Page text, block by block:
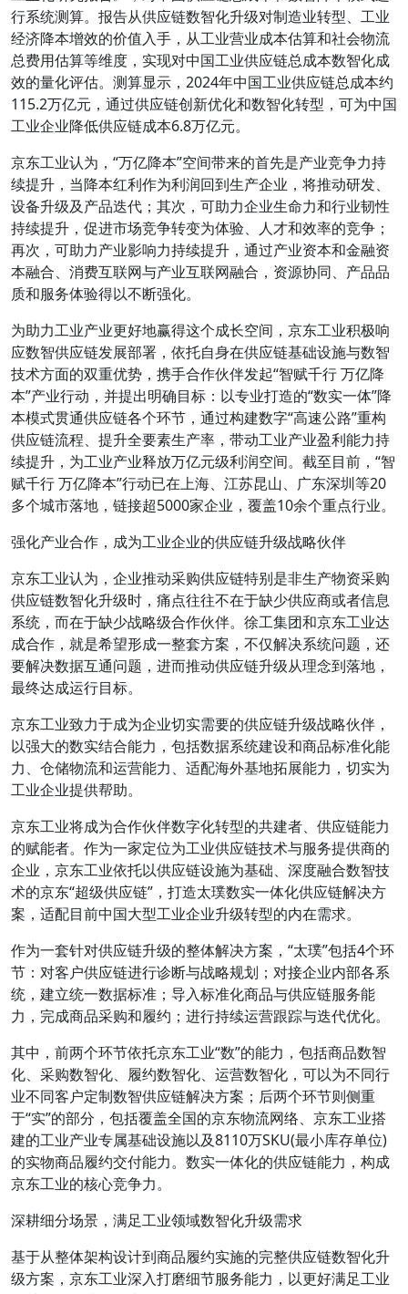
行系统测算。报告从供应链数智化升级对制造业转型、工业
经济降本增效的价值入手，从工业营业成本估算和社会物流
总费用估算等维度，实现对中国工业供应链总成本数智化成
效的量化评估。测算显示，2024年中国工业供应链总成本约
115.2万亿元，通过供应链创新优化和数智化转型，可为中国
工业企业降低供应链成本6.8万亿元。
京东工业认为，“万亿降本”空间带来的首先是产业竞争力持
续提升，当降本红利作为利润回到生产企业，将推动研发、
设备升级及产品迭代；其次，可助力企业生命力和行业韧性
持续提升，促进市场竞争转变为体验、人才和效率的竞争；
再次，可助力产业影响力持续提升，通过产业资本和金融资
本融合、消费互联网与产业互联网融合，资源协同、产品品
质和服务体验得以不断强化。
为助力工业产业更好地赢得这个成长空间，京东工业积极响
应数智供应链发展部署，依托自身在供应链基础设施与数智
技术方面的双重优势，携手合作伙伴发起“智赋千行 万亿降
本”产业行动，并提出明确目标：以专业打造的“数实一体”降
本模式贯通供应链各个环节，通过构建数字“高速公路”重构
供应链流程、提升全要素生产率，带动工业产业盈利能力持
续提升，为工业产业释放万亿元级利润空间。截至目前，“智
赋千行 万亿降本”行动已在上海、江苏昆山、广东深圳等20
多个城市落地，链接超5000家企业，覆盖10余个重点行业。
强化产业合作，成为工业企业的供应链升级战略伙伴
京东工业认为，企业推动采购供应链特别是非生产物资采购
供应链数智化升级时，痛点往往不在于缺少供应商或者信息
系统，而在于缺少战略级合作伙伴。徐工集团和京东工业达
成合作，就是希望形成一整套方案，不仅解决系统问题，还
要解决数据互通问题，进而推动供应链升级从理念到落地，
最终达成运行目标。
京东工业致力于成为企业切实需要的供应链升级战略伙伴，
以强大的数实结合能力，包括数据系统建设和商品标准化能
力、仓储物流和运营能力、适配海外基地拓展能力，切实为
工业企业提供帮助。
京东工业将成为合作伙伴数字化转型的共建者、供应链能力
的赋能者。作为一家定位为工业供应链技术与服务提供商的
企业，京东工业依托以供应链设施为基础、深度融合数智技
术的京东“超级供应链”，打造太璞数实一体化供应链解决方
案，适配目前中国大型工业企业升级转型的内在需求。
作为一套针对供应链升级的整体解决方案，“太璞”包括4个环
节：对客户供应链进行诊断与战略规划；对接企业内部各系
统，建立统一数据标准；导入标准化商品与供应链服务能
力，完成商品采购和履约；进行持续运营跟踪与迭代优化。
其中，前两个环节依托京东工业“数”的能力，包括商品数智
化、采购数智化、履约数智化、运营数智化，可以为不同行
业不同客户定制数智供应链解决方案；后两个环节则侧重
于“实”的部分，包括覆盖全国的京东物流网络、京东工业搭
建的工业产业专属基础设施以及8110万SKU(最小库存单位)
的实物商品履约交付能力。数实一体化的供应链能力，构成
京东工业的核心竞争力。
深耕细分场景，满足工业领域数智化升级需求
基于从整体架构设计到商品履约实施的完整供应链数智化升
级方案，京东工业深入打磨细节服务能力，以更好满足工业